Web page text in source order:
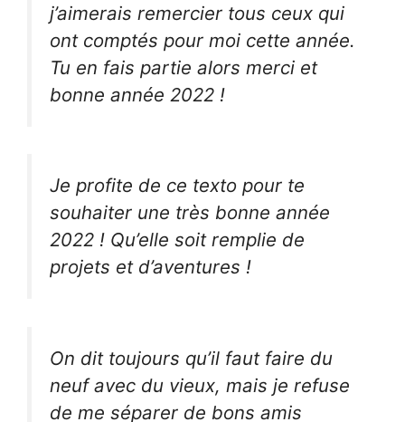
j’aimerais remercier tous ceux qui
ont comptés pour moi cette année.
Tu en fais partie alors merci et
bonne année 2022 !
Je profite de ce texto pour te
souhaiter une très bonne année
2022 ! Qu’elle soit remplie de
projets et d’aventures !
On dit toujours qu’il faut faire du
neuf avec du vieux, mais je refuse
de me séparer de bons amis